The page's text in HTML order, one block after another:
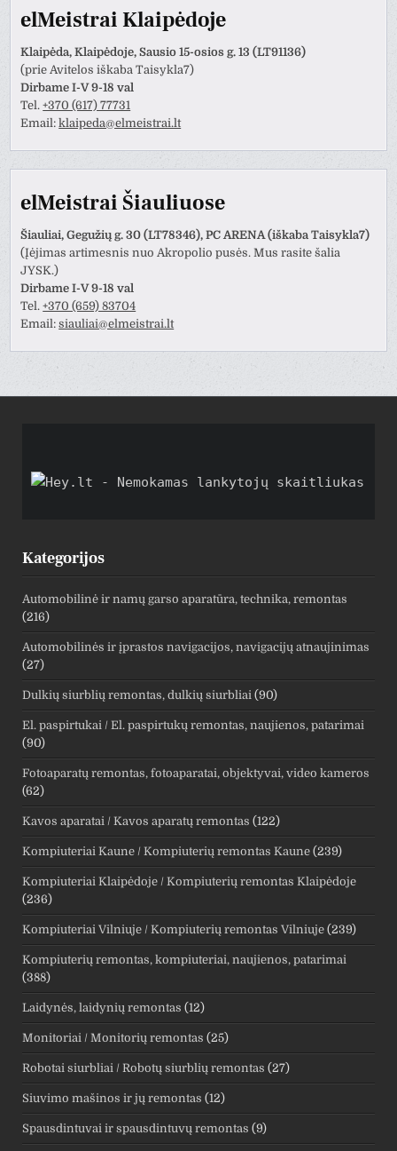
elMeistrai Klaipėdoje
Klaipėda, Klaipėdoje, Sausio 15-osios g. 13 (LT91136)
(prie Avitelos iškaba Taisykla7)
Dirbame I-V 9-18 val
Tel.+370 (617) 77731
Email:klaipeda@elmeistrai.lt
elMeistrai Šiauliuose
Šiauliai, Gegužių g. 30 (LT78346), PC ARENA (iškaba Taisykla7)
(Įėjimas artimesnis nuo Akropolio pusės. Mus rasite šalia
JYSK.)
Dirbame I-V 9-18 val
Tel.+370 (659) 83704
Email:siauliai@elmeistrai.lt
Kategorijos
Automobilinė ir namų garso aparatūra, technika, remontas
(216)
Automobilinės ir įprastos navigacijos, navigacijų atnaujinimas
(27)
Dulkių siurblių remontas, dulkių siurbliai (90)
El. paspirtukai / El. paspirtukų remontas, naujienos, patarimai
(90)
Fotoaparatų remontas, fotoaparatai, objektyvai, video kameros
(62)
Kavos aparatai / Kavos aparatų remontas (122)
Kompiuteriai Kaune / Kompiuterių remontas Kaune (239)
Kompiuteriai Klaipėdoje / Kompiuterių remontas Klaipėdoje
(236)
Kompiuteriai Vilniuje / Kompiuterių remontas Vilniuje (239)
Kompiuterių remontas, kompiuteriai, naujienos, patarimai
(388)
Laidynės, laidynių remontas (12)
Monitoriai / Monitorių remontas (25)
Robotai siurbliai / Robotų siurblių remontas (27)
Siuvimo mašinos ir jų remontas (12)
Spausdintuvai ir spausdintuvų remontas (9)